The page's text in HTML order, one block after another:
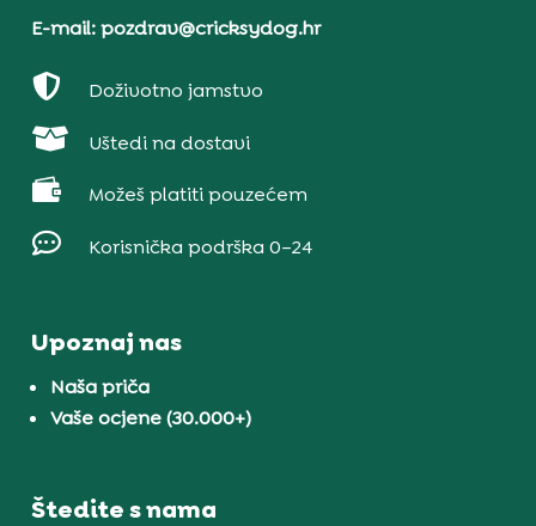
E-mail: pozdrav@cricksydog.hr
 Doživotno jamstvo
 Uštedi na dostavi
 Možeš platiti pouzećem
 Korisnička podrška 0–24
Upoznaj nas
Naša priča
Vaše ocjene (30.000+)
Štedite s nama